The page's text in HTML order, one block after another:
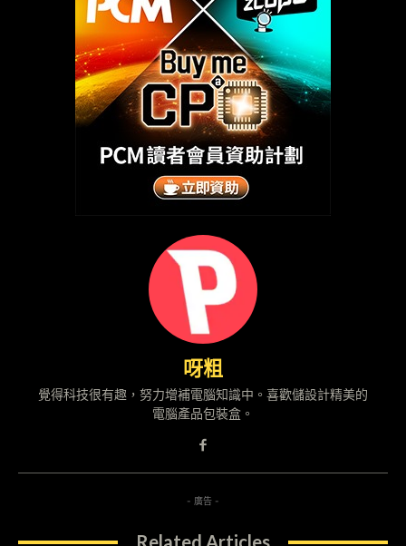
呀粗
覺得科技很有趣，努力增補電腦知識中。喜歡儲設計精美的
電腦產品包裝盒。
- 廣告 -